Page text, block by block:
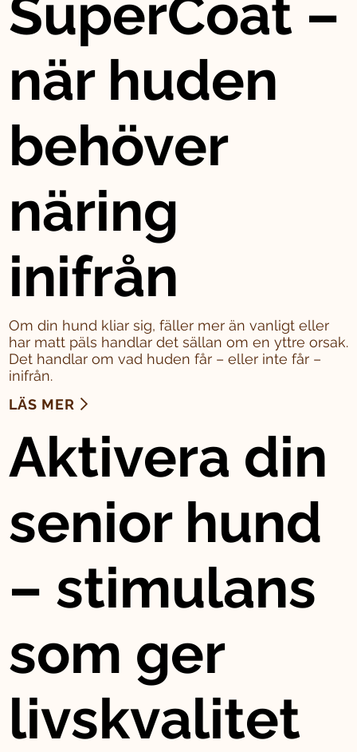
SuperCoat –
när huden
behöver
näring
inifrån
Om din hund kliar sig, fäller mer än vanligt eller
har matt päls handlar det sällan om en yttre orsak.
Det handlar om vad huden får – eller inte får –
inifrån.
LÄS MER
Aktivera din
senior hund
– stimulans
som ger
livskvalitet